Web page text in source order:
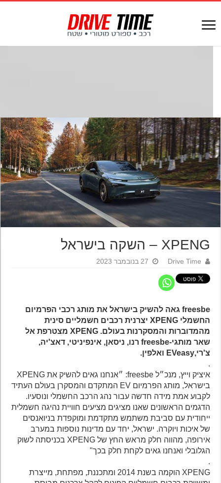
XPENG – השקה בישראל
Drive Time 27 בנובמבר 2023
freesbe גאה להשיק בישראל את מותג רכבי הפרמיום
החשמלי XPENG יצרנית רכבים חשמליים סינית
מהמדוברות והמסקרנות בעולם. XPENG מצטרפת אל
שאר מותגי-freesbe רנו, ניסאן, אינפיניטי, דאצ'יה,
צ'רי,EVeasy ואלפין.
איציק וייץ, מנכ״ל freesbe: ״אנחנו גאים להשיק את XPENG
בישראל, מותג הפרמיום EV המתקדם והמסקרן בעולם העתיד
לקבוע אמת מידה חדשה עבור נהג הרכב החשמלי ונוסעיו.
הדגמים הראשונים שאנו מציגים מציעים חוויית נהיגה חשמלית
ייחודית עם סביבת משתמש מתקדמת ומוקפדת בניואנסים
של איכות ויוקרה. ישראל, יחד עם מדינות נוספות במערב
אירופה, מהווה חלק מראש החץ של XPENG בכניסתה לשוק
הגלובלי ואנחנו גאים לקחת חלק בכך"
XPENG הוקמה בשנת 2014 ומתכננת, מפתחת, מייצרת